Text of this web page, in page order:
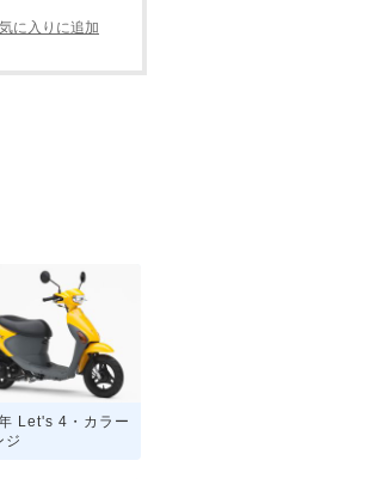
に入りに追加
Let's 4・カラー
ジ